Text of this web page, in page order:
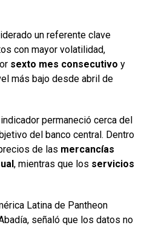
un referente clave
con mayor volatilidad,
sexto mes consecutivo y
más bajo desde abril de
permaneció cerca del
del banco central. Dentro
de las mercancías
, mientras que los servicios
Latina de Pantheon
señaló que los datos no